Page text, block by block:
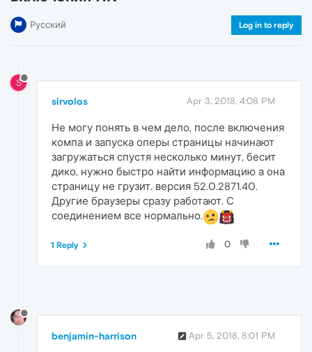
Русский Log in to reply
S
sirvolos Apr 3, 2018, 4:08 PM
Не могу понять в чем дело, после включения
компа и запуска оперы страницы начинают
загружаться спустя несколько минут, бесит
дико, нужно быстро найти информацию а она
страницу не грузит. версия 52.0.2871.40.
Другие браузеры сразу работают. С
соединением все нормально.
0
1 Reply
benjamin-harrison Apr 5, 2018, 8:01 PM